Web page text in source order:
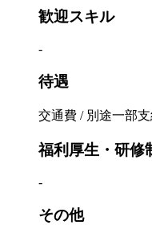
歓迎スキル
-
待遇
交通費 / 別途一部
福利厚生・研修
-
その他